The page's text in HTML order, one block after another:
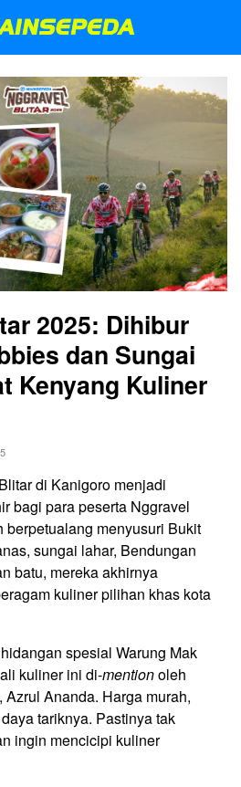
2025: Dihibur
dan Sungai
Kenyang Kuliner
di Kanigoro menjadi
bagi para peserta Nggravel
berpetualang menyusuri Bukit
sungai lahar, Bendungan
batu, mereka akhirnya
kuliner pilihan khas kota
spesial Warung Mak
kuliner ini di-mentionoleh
Ananda. Harga murah,
tariknya. Pastinya tak
ingin mencicipi kuliner